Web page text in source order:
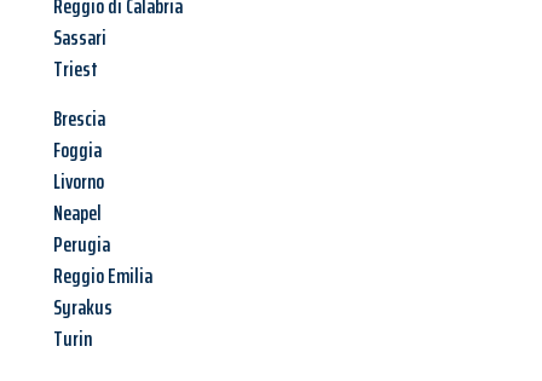
Sassari
Triest
Brescia
Foggia
Livorno
Neapel
Perugia
Reggio Emilia
Syrakus
Turin